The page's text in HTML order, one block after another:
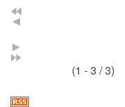
(1 - 3 / 3)